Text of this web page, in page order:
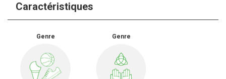
Caractéristiques
Genre Genre